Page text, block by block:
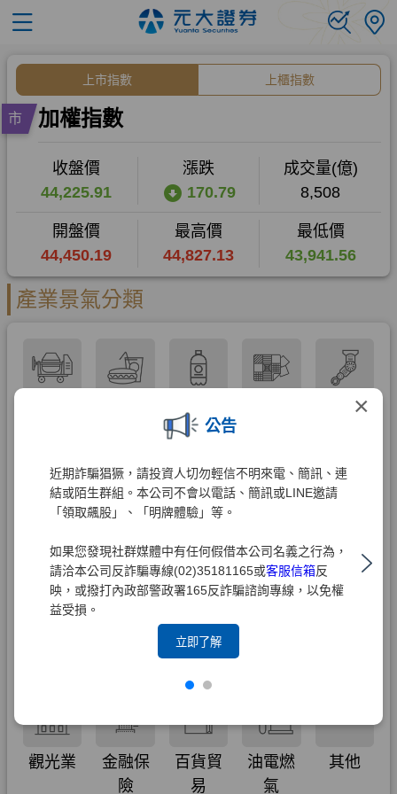
×
公告
近期詐騙猖獗，請投資人切勿輕信不明來電、簡訊、連
結或陌生群組。本公司不會以電話、簡訊或LINE邀請
「領取飆股」、「明牌體驗」等。
如果您發現社群媒體中有任何假借本公司名義之行為，
請洽本公司反詐騙專線(02)35181165或客服信箱反
映，或撥打內政部警政署165反詐騙諮詢專線，以免權
益受損。
立即了解